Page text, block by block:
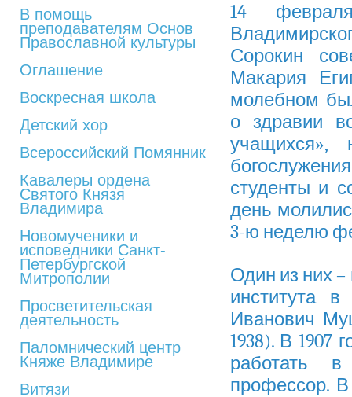
В помощь
преподавателям Основ
Православной культуры
Оглашение
Воскресная школа
Детский хор
Всероссийский Помянник
Кавалеры ордена
Святого Князя
Владимира
Новомученики и
исповедники Санкт-
Петербургской
Митрополии
Просветительская
деятельность
Паломнический центр
Княже Владимире
Витязи
14
Сорокин
Макария
молебном
о здравии
студенты и
день
3-ю неделю
Один из них
института
Иванович
1938). В1907
работать
профессор.